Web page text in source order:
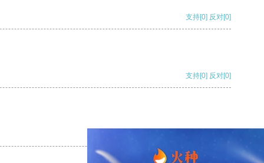
支持[0] 反对[0]
支持[0] 反对[0]